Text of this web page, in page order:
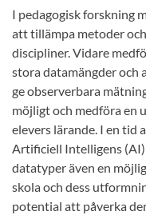
I pedagogisk forskning
att tillämpa metoder
discipliner. Vidare
stora datamängder och
ge observerbara
möjligt och medföra en
elevers lärande. I en tid
Artificiell Intelligens
datatyper även en
skola och dess
potential att påverka